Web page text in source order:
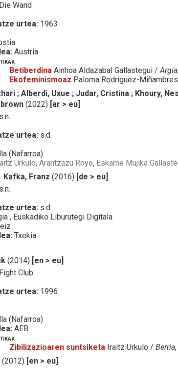
Die Wand
urtea: 1963
Austria
Betiberdina Ainhoa Aldazabal Gallastegui /Argia
Ekofeminismoaz Paloma Rodriguez-
; Alberdi, Uxue ; Judar, Cristina ; Khoury,
(2022) [ar > eu]
s.n.
urtea: s.d.
(Nafarroa)
Urkulo,Arantzazu Royo, Eskarne Mujika
Kafka, Franz (2016) [de > eu]
s.n.
urtea: s.d.
, Euskadiko Liburutegi Digitala
Txekia
(2014) [en > eu]
Fight Club
urtea: 1996
(Nafarroa)
AEB
Zibilizazioaren suntsiketa Iraitz Urkulo /Berria
(2012) [en > eu]